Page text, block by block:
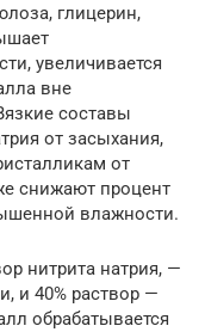
глицерин,
увеличивается
вне
составы
от засыхания,
от
снижают процент
влажности.
нитрита натрия, —
и 40% раствор —
обрабатывается